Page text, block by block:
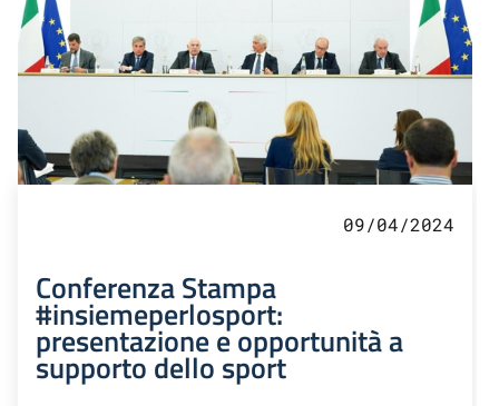
09/04/2024
Conferenza Stampa
#insiemeperlosport:
presentazione e opportunità a
supporto dello sport